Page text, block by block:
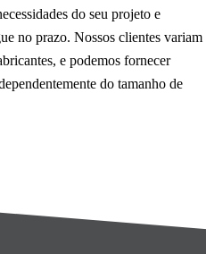
do seu projeto e
no prazo. Nossos clientes variam
e podemos fornecer
do tamanho de